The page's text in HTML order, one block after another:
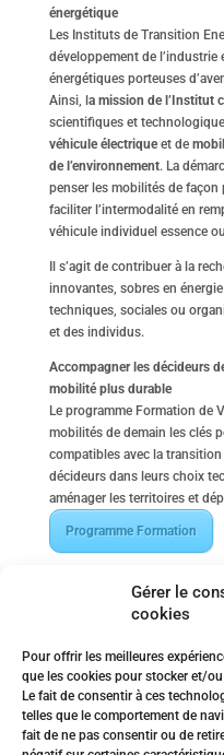
Gérer le
cookies
Pour offrir les meilleures
que les cookies pour stocker et/
Le fait de consentir à ces
telles que le comportement de
fait de ne pas consentir ou de
énergétique
Les Instituts de Transition
développement de l’industrie
énergétiques porteuses
Ainsi, la mission de l’Institut
scientifiques et
véhicule électriqueet de
de l’environnement. La
penser les mobilités de
faciliter l’intermodalité en
véhicule individuel essence
Il s’agit de contribuer à la
innovantes, sobres en
techniques, sociales ou
et des individus.
Accompagner les décideurs
mobilité plus durable
Le programme Formation de
mobilités de demain les clés
compatibles avec la
décideurs dans leurs choix
aménager les territoires et
Programme Formation
Des actions concrètes en
Depuis mi-2018, l’Institut est
environnement :
– Vélo : sensibilisation à la
parking pour les vélos,
– Voiture électrique : mise à
électrique sur le parking de